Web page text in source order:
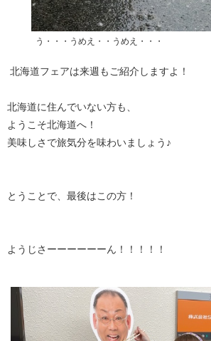
う・・・うめえ・・うめえ・・・
北海道フェアは来週もご紹介しますよ！
北海道に住んでいない方も、
ようこそ北海道へ！
美味しさで旅気分を味わいましょう♪
とうことで、最後はこの方！
ようじさーーーーーーん！！！！！